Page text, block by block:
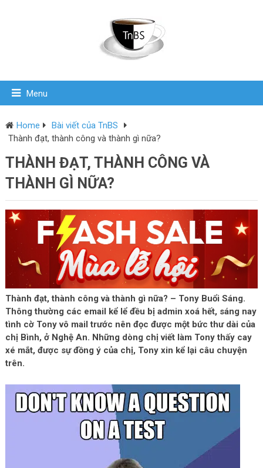
Menu
Home
Bài viết của TnBS
Thành đạt, thành công và thành gì nữa?
THÀNH ĐẠT, THÀNH CÔNG VÀ
THÀNH GÌ NỮA?
Thành đạt, thành công và thành gì nữa? – Tony Buổi Sáng.
Thông thường các email kể lể đều bị admin xoá hết, sáng nay
tình cờ Tony vô mail trước nên đọc được một bức thư dài của
chị Bình, ở Nghệ An. Những dòng chị viết làm Tony thấy cay
xé mắt, được sự đồng ý của chị, Tony xin kể lại câu chuyện
trên.